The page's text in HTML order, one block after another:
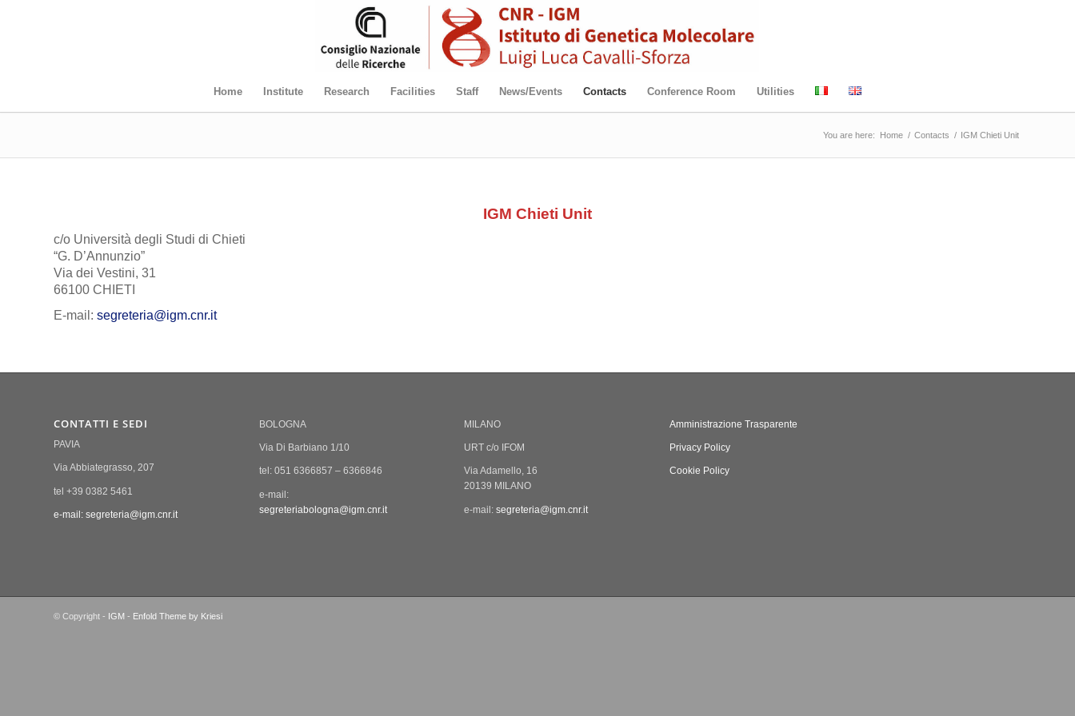
Home Institute Research Facilities Staff News/Events Contacts Conference Room Utilities
You are here: Home / Contacts / IGM Chieti Unit
IGM Chieti Unit
c/o Università degli Studi di Chieti
“G. D’Annunzio”
Via dei Vestini, 31
66100 CHIETI
E-mail: segreteria@igm.cnr.it
CONTATTI E SEDI
PAVIA
Via Abbiategrasso, 207
tel +39 0382 5461
e-mail: segreteria@igm.cnr.it
BOLOGNA
Via Di Barbiano 1/10
tel: 051 6366857 – 6366846
e-mail:
segreteriabologna@igm.cnr.it
MILANO
URT c/o IFOM
Via Adamello, 16
20139 MILANO
e-mail: segreteria@igm.cnr.it
Amministrazione Trasparente
Privacy Policy
Cookie Policy
© Copyright - IGM - Enfold Theme by Kriesi